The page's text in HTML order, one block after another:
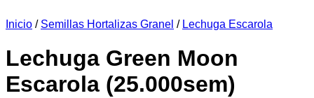
era:
es:
Inicio / Semillas Hortalizas Granel / Lechuga Escarola
Lechuga Green Moon
Escarola (25.000sem)